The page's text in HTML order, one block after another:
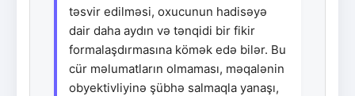
təsvir edilməsi, oxucunun hadisəyə
dair daha aydın və tənqidi bir fikir
formalaşdırmasına kömək edə bilər. Bu
cür məlumatların olmaması, məqalənin
obyektivliyinə şübhə salmaqla yanaşı,